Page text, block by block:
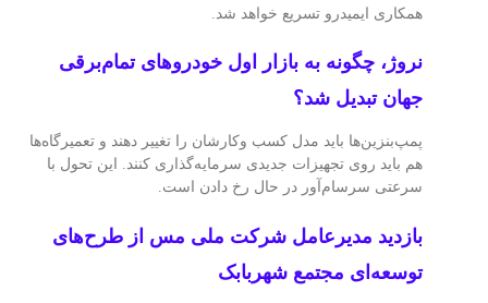
همکاری ایمیدرو تسریع خواهد شد.
نروژ، چگونه به بازار اول خودروهای تمام‌برقی
جهان تبدیل شد؟
پمپ‌بنزین‌ها باید مدل کسب وکارشان را تغییر دهند و تعمیرگاه‌ها
هم باید روی تجهیزات جدیدی سرمایه‌گذاری کنند. این تحول با
سرعتی سرسام‌آور در حال رخ دادن است.
بازدید مدیرعامل شرکت ملی مس از طرح‌های
توسعه‌ای مجتمع شهربابک